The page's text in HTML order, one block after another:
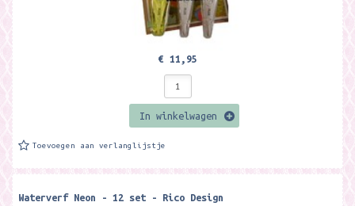
€ 11,95
In winkelwagen
Toevoegen aan verlanglijstje
Waterverf Neon - 12 set - Rico Design